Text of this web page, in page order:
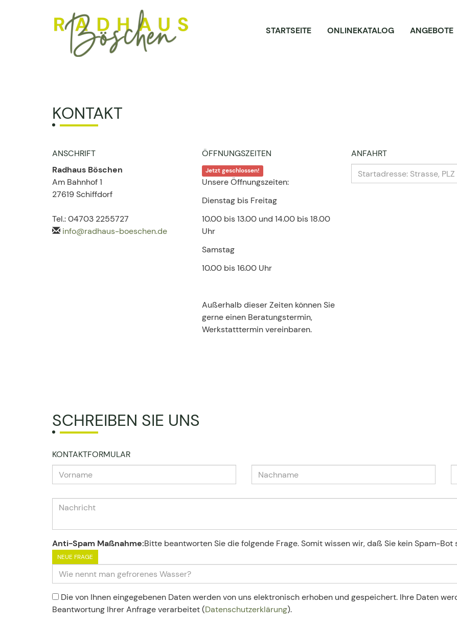
STARTSEITE ONLINEKATALOG ANGEBOTE
KONTAKT
ANSCHRIFT
Radhaus Böschen
Am Bahnhof 1
27619 Schiffdorf
Tel.: 04703 2255727
info@radhaus-boeschen.de
ÖFFNUNGSZEITEN
Jetzt geschlossen!
Unsere Öffnungszeiten:
Dienstag bis Freitag
10.00 bis 13.00 und 14.00 bis 18.00
Uhr
Samstag
10.00 bis 16.00 Uhr
Außerhalb dieser Zeiten können Sie
gerne einen Beratungstermin,
Werkstatttermin vereinbaren.
ANFAHRT
SCHREIBEN SIE UNS
KONTAKTFORMULAR
Anti-Spam Maßnahme:Bitte beantworten Sie die folgende Frage. Somit wissen wir, daß Sie kein Spam-Bot
NEUE FRAGE
Die von Ihnen eingegebenen Daten werden von uns elektronisch erhoben und gespeichert. Ihre Daten
Beantwortung Ihrer Anfrage verarbeitet (Datenschutzerklärung).